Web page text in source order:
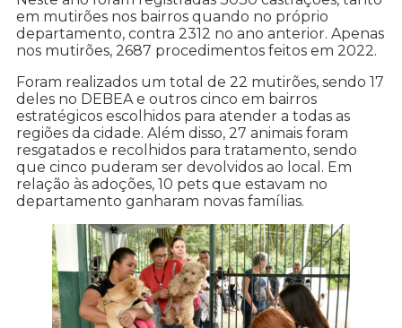
em mutirões nos bairros quando no próprio
departamento, contra 2312 no ano anterior. Apenas
nos mutirões, 2687 procedimentos feitos em 2022.
Foram realizados um total de 22 mutirões, sendo 17
deles no DEBEA e outros cinco em bairros
estratégicos escolhidos para atender a todas as
regiões da cidade. Além disso, 27 animais foram
resgatados e recolhidos para tratamento, sendo
que cinco puderam ser devolvidos ao local. Em
relação às adoções, 10 pets que estavam no
departamento ganharam novas famílias.